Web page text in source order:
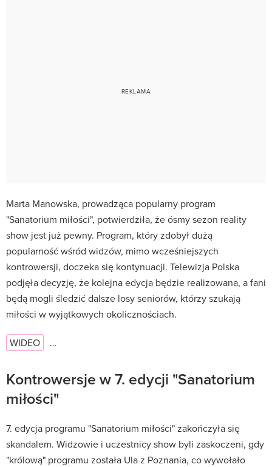
Marta Manowska, prowadząca popularny program
"Sanatorium miłości", potwierdziła, że ósmy sezon reality
show jest już pewny. Program, który zdobył dużą
popularność wśród widzów, mimo wcześniejszych
kontrowersji, doczeka się kontynuacji. Telewizja Polska
podjęła decyzję, że kolejna edycja będzie realizowana, a fani
będą mogli śledzić dalsze losy seniorów, którzy szukają
miłości w wyjątkowych okolicznościach.
WIDEO …
Kontrowersje w 7. edycji "Sanatorium
miłości"
7. edycja programu "Sanatorium miłości" zakończyła się
skandalem. Widzowie i uczestnicy show byli zaskoczeni, gdy
"królową" programu została Ula z Poznania, co wywołało